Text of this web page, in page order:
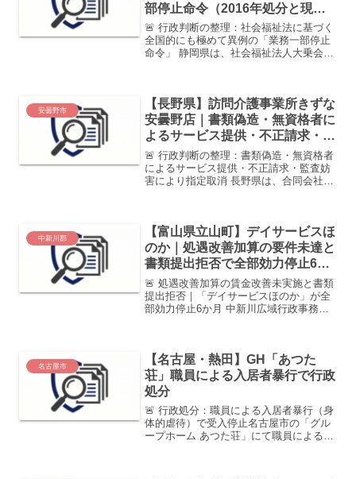
部停止命令（2016年処分と現在
の状況）
🚨 行政判断の整理：社会福祉法に基づく
全国的にも極めて異例の「業務一部停止
命令」 静岡県は、社会福祉法人大乗会に
の不履行、財務ガ...
安曇野市
【長野県】訪問介護事業所きずな
安曇野店｜書類偽造・無資格者に
よるサービス提供・不正請求・監
査妨害で指定取消（2026年3月処
分）
🚨 行政判断の整理：書類偽造・無資格者
によるサービス提供・不正請求・監査妨
害により指定取消 長野県は、合同会社き
支援計画や重要...
中新川郡
【富山県立山町】デイサービスほ
のか｜処遇改善加算の要件未達と
書類提出拒否で全部効力停止6か
月（2026年5月処分）
🚨 処遇改善加算の賃金改善未実施と書類
提出拒否｜「デイサービスほのか」が全
部効力停止6か月 中新川広域行政事務組
した。 発表に...
名古屋市
【名古屋・熱田】GH「あつた
荘」職員による入居者暴行で行政
処分
🚨 行政処分：職員による入居者暴行（身
体的虐待）で受入停止名古屋市の「グル
ープホーム あつた荘」にて職員による暴